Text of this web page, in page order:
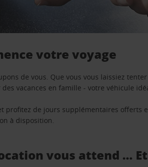
votre voyage
de vous. Que vous vous laissiez
vacances en famille - votre véhicule
profitez de jours supplémentaires
à disposition.
vous attend …